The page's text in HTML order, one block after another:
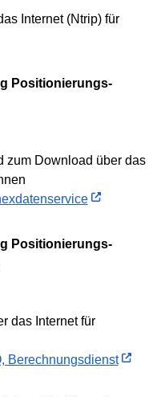
Internet (Ntrip) für
Positionierungs-
zum Download über das
Positionierungs-
das Internet für
Berechnungsdienst